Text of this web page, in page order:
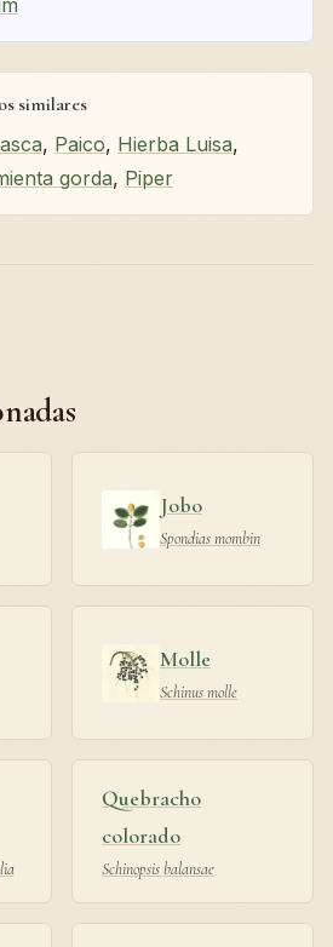
similares
, Paico, Hierba Luisa,
gorda, Piper
Jobo
Spondias mombin
Molle
Schinus molle
Quebracho
colorado
Schinopsis balansae